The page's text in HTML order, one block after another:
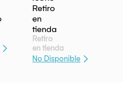
Retiro
en tienda
No Disponible